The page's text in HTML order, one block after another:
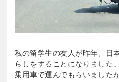
私の留学生の友人が昨年、日
らしをすることになりました
乗用車で運んでもらいました